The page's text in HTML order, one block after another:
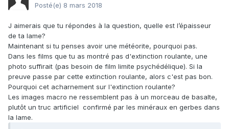
Posté(e) 8 mars 2018
J aimerais que tu répondes à la question, quelle est l’épaisseur
de ta lame?
Maintenant si tu penses avoir une météorite, pourquoi pas.
Dans les films que tu as montré pas d'extinction roulante, une
photo suffirait (pas besoin de film limite psychédélique). Si la
preuve passe par cette extinction roulante, alors c'est pas bon.
Pourquoi cet acharnement sur l'extinction roulante?
Les images macro ne ressemblent pas à un morceau de basalte,
plutôt un truc artificiel confirmé par les minéraux en gerbes dans
la lame.